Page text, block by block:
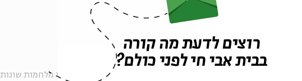
לאורך 50 ימי המלחמה בעזה, בישראל ובשאר העולם צפו בשתי מלחמות שונות
רוצים לדעת מה קורה
בבית אבי חי לפני כולם?